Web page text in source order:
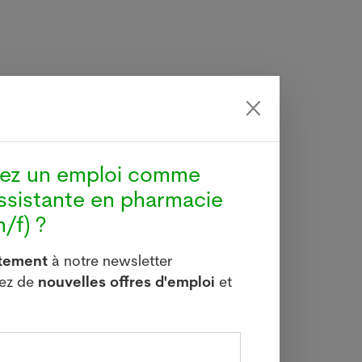
un emploi comme
en pharmacie
f) ?
à notre newsletter
de nouvelles offres d'emploi et